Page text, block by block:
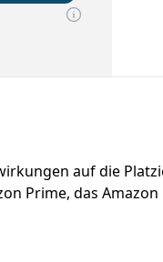
auf die
Prime, das